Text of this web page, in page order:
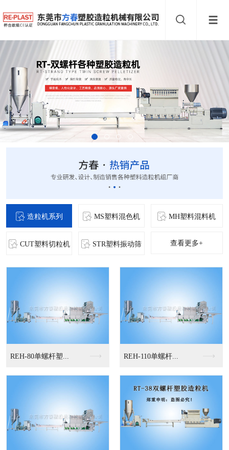
造粒机系列 MS塑料混色机 MH塑料混料机
CUT塑料切粒机 STR塑料振动筛 查看更多+
MS-立式混色机